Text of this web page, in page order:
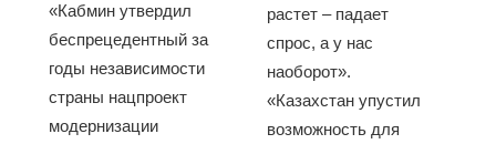
«Кабмин утвердил
беспрецедентный за
годы независимости
страны нацпроект
модернизации
растет – падает
спрос, а у нас
наоборот».
«Казахстан упустил
возможность для